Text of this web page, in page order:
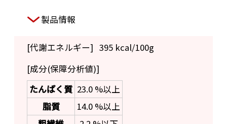
製品情報
[代謝エネルギー] 395 kcal/100g
[成分(保障分析値)]
たんぱく質 23.0 %以上
脂質
14.0 %以上